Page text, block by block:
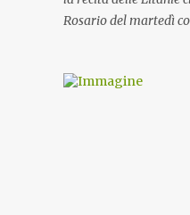
Rosario del martedì
ritmate sulle